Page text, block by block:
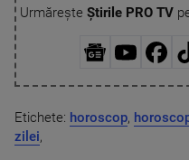
Urmărește Știrile PRO TV
Etichete: horoscop,
zilei,